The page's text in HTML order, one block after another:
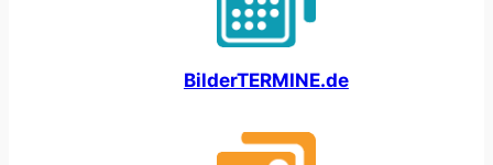
BilderTERMINE.de